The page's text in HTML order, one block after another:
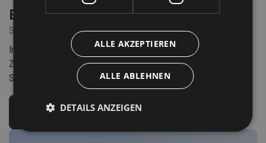
Bad Moos Aqua Spa Resort ****S
SEXTEN
In den Sextner Dolomiten: direkter Zugang zu den Drei
Zinnen, Gourmetküche und die TermeSanus-Spa mit
Schwefelwasser für echte Regeneration.
Mehr Infos Zur Website
ALLE AKZEPTIEREN
ALLE ABLEHNEN
DETAILS ANZEIGEN